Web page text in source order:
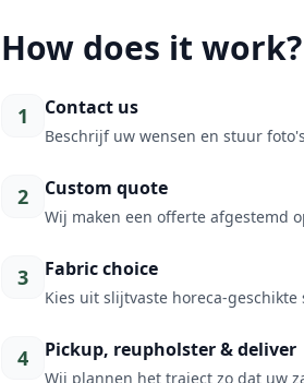
How does it work?
1 Contact us
Beschrijf uw wensen en stuur
2 Custom quote
Wij maken een offerte afgestemd
3 Fabric choice
Kies uit slijtvaste horeca-geschikte
4 Pickup, reupholster & deliver
Wij plannen het traject zo dat uw